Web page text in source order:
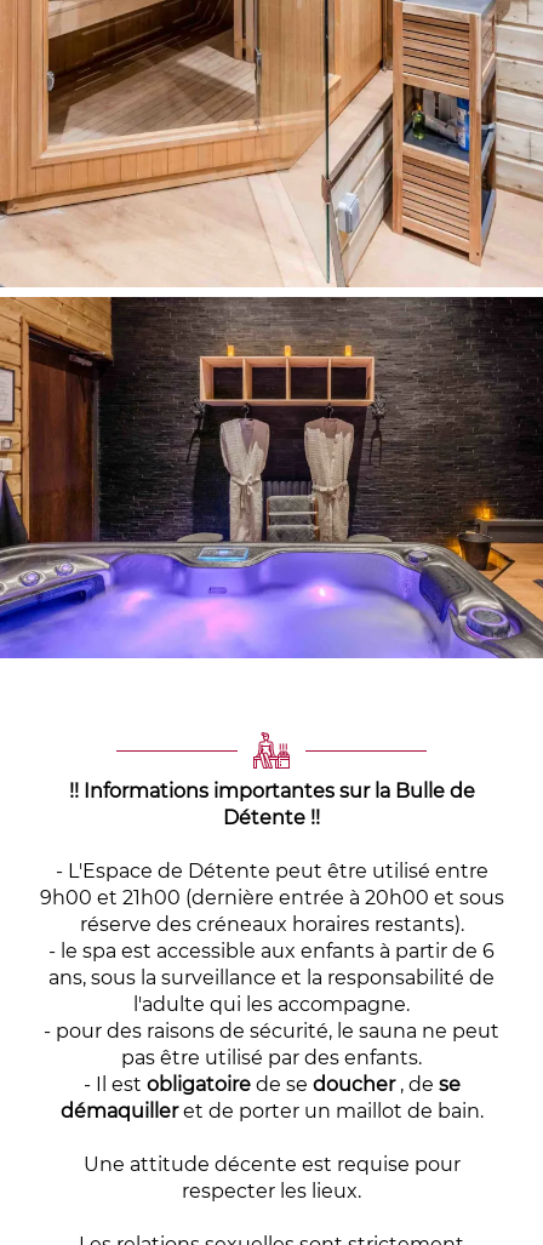
!! Informations importantes sur la Bulle de
Détente !!
- L'Espace de Détente peut être utilisé entre
9h00 et 21h00 (dernière entrée à 20h00 et sous
réserve des créneaux horaires restants).
- le spa est accessible aux enfants à partir de 6
ans, sous la surveillance et la responsabilité de
l'adulte qui les accompagne.
- pour des raisons de sécurité, le sauna ne peut
pas être utilisé par des enfants.
- Il est obligatoirede se doucher, de se
démaquilleret de porter un maillot de bain.
Une attitude décente est requise pour
respecter les lieux.